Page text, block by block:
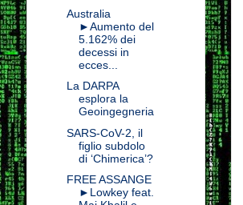
Australia
►Aumento del
5.162% dei
decessi in
ecces...
La DARPA
esplora la
Geoingegneria
SARS-CoV-2, il
figlio subdolo
di ‘Chimerica’?
FREE ASSANGE
►Lowkey feat.